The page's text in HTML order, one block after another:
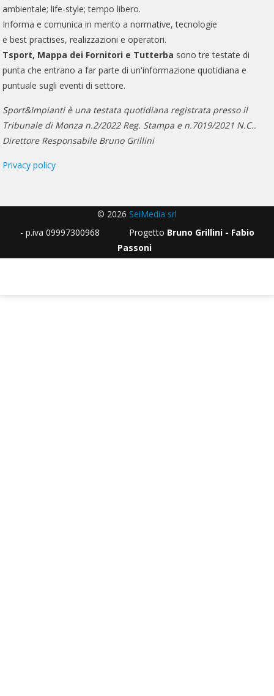
ambientale; life-style; tempo libero.
Informa e comunica in merito a normative, tecnologie
e best practises, realizzazioni e operatori.
Tsport, Mappa dei Fornitori e Tutterba sono tre testate di
punta che entrano a far parte di un'informazione quotidiana e
puntuale sugli eventi di settore.
Sport&Impianti è una testata quotidiana registrata presso il
Tribunale di Monza n.2/2022 Reg. Stampa e n.7019/2021 N.C..
Direttore Responsabile Bruno Grillini
Privacy policy
© 2026 SeiMedia srl
- p.iva 09997300968 Progetto Bruno Grillini - Fabio
Passoni